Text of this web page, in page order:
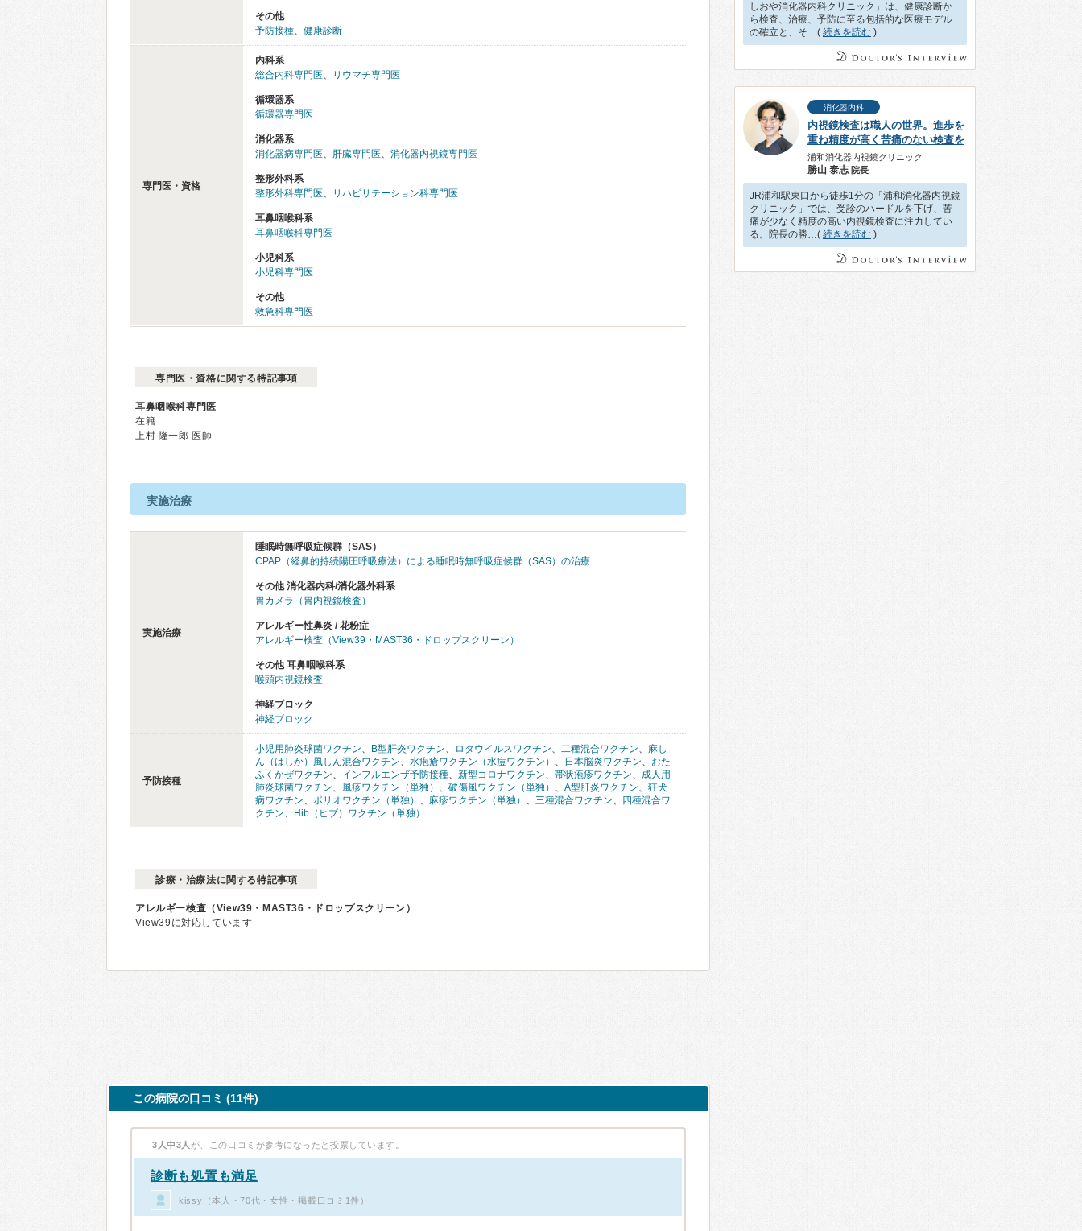
その他
予防接種、 健康診断
専門医・資格
内科系
総合内科専門医、 リウマチ専門医
循環器系
循環器専門医
消化器系
消化器病専門医、 肝臓専門医、 消化器内視鏡専門医
整形外科系
整形外科専門医、 リハビリテーション科専門医
耳鼻咽喉科系
耳鼻咽喉科専門医
小児科系
小児科専門医
その他
救急科専門医
専門医・資格に関する特記事項
耳鼻咽喉科専門医
在籍
上村 隆一郎 医師
実施治療
実施治療
睡眠時無呼吸症候群（SAS）
CPAP（経鼻的持続陽圧呼吸療法）による睡眠時無呼吸症候群（SAS）の治療
その他 消化器内科/消化器外科系
胃カメラ（胃内視鏡検査）
アレルギー性鼻炎 / 花粉症
アレルギー検査（View39・MAST36・ドロップスクリーン）
その他 耳鼻咽喉科系
喉頭内視鏡検査
神経ブロック
神経ブロック
予防接種
小児用肺炎球菌ワクチン、 B型肝炎ワクチン、 ロタウイルスワクチン、 二種混合ワクチン、 麻し
ん（はしか）風しん混合ワクチン、 水疱瘡ワクチン（水痘ワクチン） 、 日本脳炎ワクチン、 おた
ふくかぜワクチン、 インフルエンザ予防接種、 新型コロナワクチン、 帯状疱疹ワクチン、 成人用
肺炎球菌ワクチン、 風疹ワクチン（単独） 、 破傷風ワクチン（単独） 、 A型肝炎ワクチン、 狂犬
病ワクチン、 ポリオワクチン（単独） 、 麻疹ワクチン（単独） 、 三種混合ワクチン、
四種混合ワ
クチン、 Hib（ヒブ）ワクチン（単独）
診療・治療法に関する特記事項
アレルギー検査（View39・MAST36・ドロップスクリーン）
View39に対応しています
この病院の口コミ (11件)
3人中3人 が、この口コミが参考になったと投票しています。
診断も処置も満足
kissy（本人・70代・女性・掲載口コミ1件）
しおや消化器内科クリニック」は、健康診断か
ら検査、治療、予防に至る包括的な医療モデル
の確立と、そ…( 続きを読む )
消化器内科
内視鏡検査は職人の世界。進歩を
重ね精度が高く苦痛のない検査を
浦和消化器内視鏡クリニック
勝山 泰志 院長
JR浦和駅東口から徒歩1分の「浦和消化器内視鏡
クリニック」では、受診のハードルを下げ、苦
痛が少なく精度の高い内視鏡検査に注力してい
る。院長の勝…( 続きを読む )